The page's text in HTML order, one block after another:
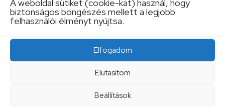
A weboldal sütiket (cookie-kat) használ, hogy
biztonságos böngészés mellett a legjobb
felhasználói élményt nyújtsa.
Elfogadom
Elutasítom
Beállítások
A szakrendelések aktuális változásait IDE
kattintva tekintheti meg!